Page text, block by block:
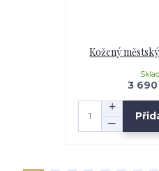
Kožený
3 690